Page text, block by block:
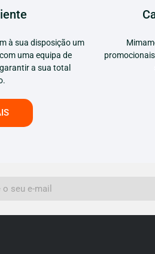
à sua disposição um
uma equipa de
a sua total